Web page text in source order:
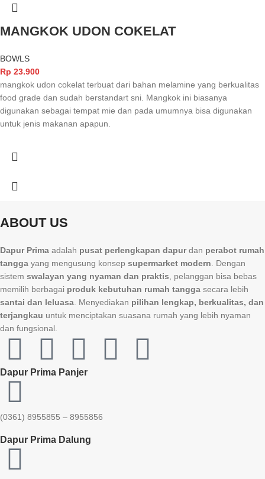
MANGKOK UDON COKELAT
BOWLS
Rp 23.900
mangkok udon cokelat terbuat dari bahan melamine yang berkualitas
food grade dan sudah berstandart sni. Mangkok ini biasanya
digunakan sebagai tempat mie dan pada umumnya bisa digunakan
untuk jenis makanan apapun.
ABOUT US
Dapur Prima adalah pusat perlengkapan dapurdan perabot rumah
tangga yang mengusung konsep supermarket modern. Dengan
sistem swalayan yang nyaman dan praktis, pelanggan bisa bebas
memilih berbagai produk kebutuhan rumah tangga secara lebih
santai dan leluasa. Menyediakan pilihan lengkap, berkualitas, dan
terjangkau untuk menciptakan suasana rumah yang lebih nyaman
dan fungsional.
Dapur Prima Panjer
(0361) 8955855 – 8955856​
Dapur Prima Dalung